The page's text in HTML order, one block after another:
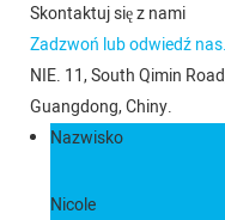
Skontaktuj się z nami
Zadzwoń lub odwiedź nas.
NIE. 11, South Qimin
Guangdong, Chiny.
Nazwisko
Nicole